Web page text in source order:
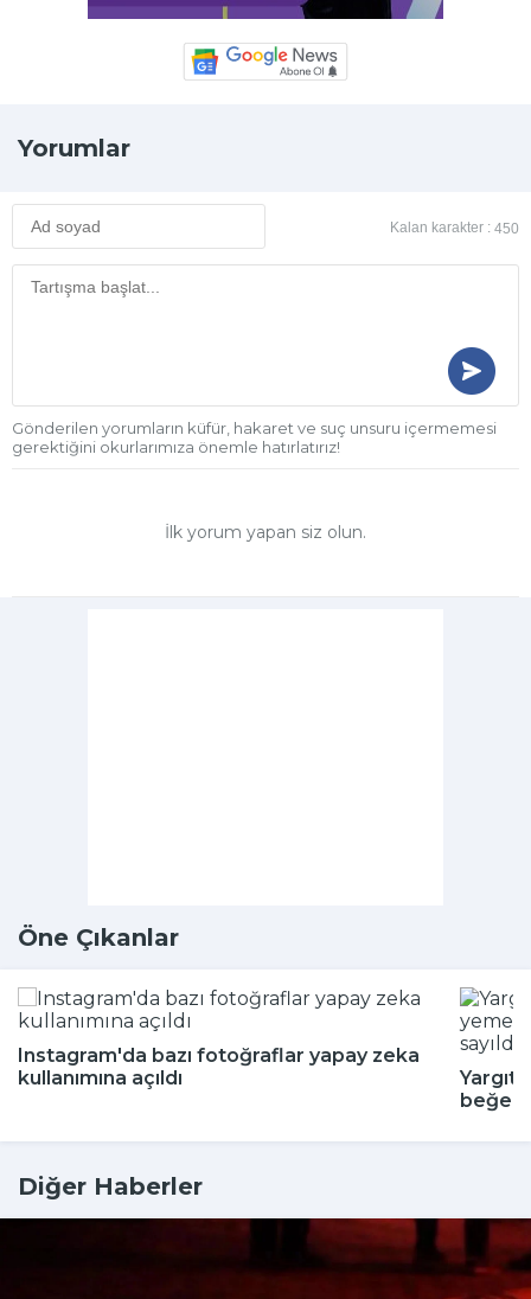
Yorumlar
Kalan karakter : 450
Gönderilen yorumların küfür, hakaret ve suç unsuru içermemesi
gerektiğini okurlarımıza önemle hatırlatırız!
İlk yorum yapan siz olun.
Öne Çıkanlar
Instagram'da bazı fotoğraflar yapay zeka
kullanımına açıldı
Diğer Haberler